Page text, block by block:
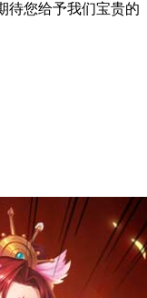
待您给予我们宝贵的